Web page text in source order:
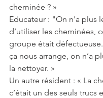
cheminée ? »
Educateur : "On n'a plus
d’utiliser les cheminées,
groupe était
ça nous arrange, on n’a
la nettoyer. »
Un autre résident : « La
c’était un des seuls trucs